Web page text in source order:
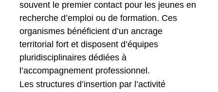
souvent le premier contact pour les jeunes en
recherche d’emploi ou de formation. Ces
organismes bénéficient d’un ancrage
territorial fort et disposent d’équipes
pluridisciplinaires dédiées à
l’accompagnement professionnel.
Les structures d’insertion par l’activité